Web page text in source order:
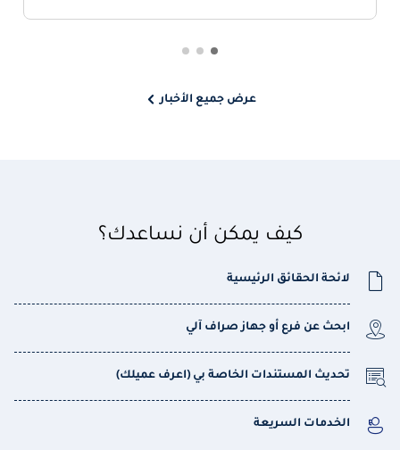
عرض جميع الأخبار
كيف يمكن أن نساعدك؟
لائحة الحقائق الرئيسية
ابحث عن فرع أو جهاز صراف آلي
تحديث المستندات الخاصة بي (اعرف عميلك)
الخدمات السريعة